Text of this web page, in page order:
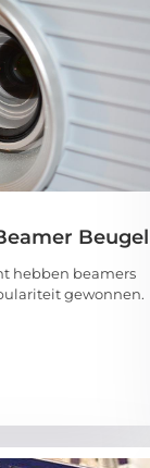
Beugel
hebben beamers
gewonnen.